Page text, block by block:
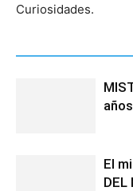
Curiosidades.
El
DEL